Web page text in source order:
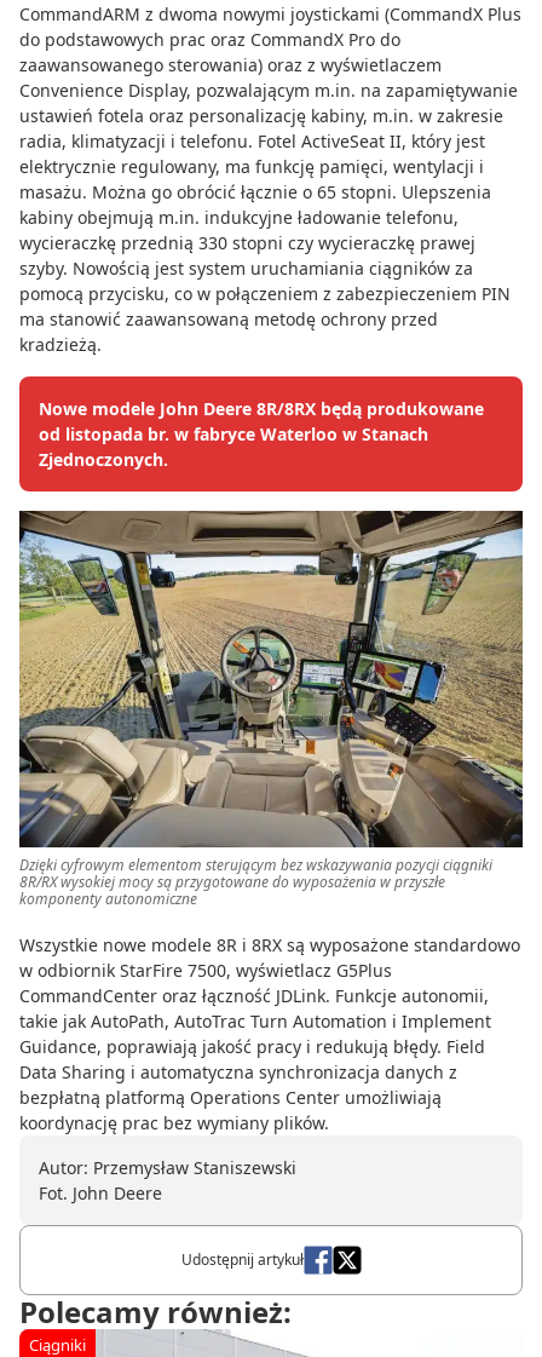
CommandARM z dwoma nowymi joystickami (CommandX Plus
do podstawowych prac oraz CommandX Pro do
zaawansowanego sterowania) oraz z wyświetlaczem
Convenience Display, pozwalającym m.in. na zapamiętywanie
ustawień fotela oraz personalizację kabiny, m.in. w zakresie
radia, klimatyzacji i telefonu. Fotel ActiveSeat II, który jest
elektrycznie regulowany, ma funkcję pamięci, wentylacji i
masażu. Można go obrócić łącznie o 65 stopni. Ulepszenia
kabiny obejmują m.in. indukcyjne ładowanie telefonu,
wycieraczkę przednią 330 stopni czy wycieraczkę prawej
szyby. Nowością jest system uruchamiania ciągników za
pomocą przycisku, co w połączeniem z zabezpieczeniem PIN
ma stanowić zaawansowaną metodę ochrony przed
kradzieżą.
Nowe modele John Deere 8R/8RX będą produkowane
od listopada br. w fabryce Waterloo w Stanach
Zjednoczonych.
Dzięki cyfrowym elementom sterującym bez wskazywania pozycji ciągniki
8R/RX wysokiej mocy są przygotowane do wyposażenia w przyszłe
komponenty autonomiczne
Wszystkie nowe modele 8R i 8RX są wyposażone standardowo
w odbiornik StarFire 7500, wyświetlacz G5Plus
CommandCenter oraz łączność JDLink. Funkcje autonomii,
takie jak AutoPath, AutoTrac Turn Automation i Implement
Guidance, poprawiają jakość pracy i redukują błędy. Field
Data Sharing i automatyczna synchronizacja danych z
bezpłatną platformą Operations Center umożliwiają
koordynację prac bez wymiany plików.
Autor: Przemysław Staniszewski
Fot. John Deere
Udostępnij artykuł
Polecamy również:
Ciągniki